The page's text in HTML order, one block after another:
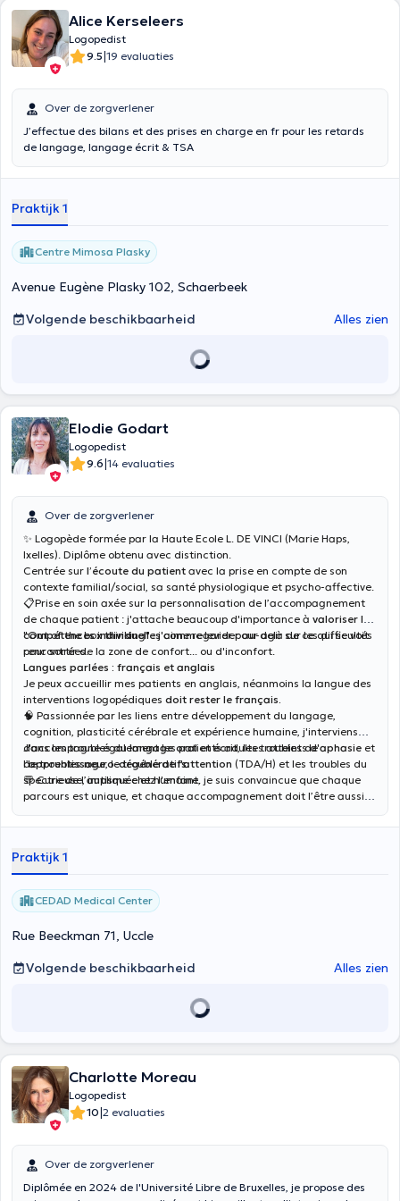
Alice Kerseleers
Logopedist
9.5|19 evaluaties
Over de zorgverlener
J’effectue des bilans et des prises en charge en fr pour les retards
de langage, langage écrit & TSA
Praktijk 1
Centre Mimosa Plasky
Avenue Eugène Plasky 102, Schaerbeek
Volgende beschikbaarheid
Alles zien
Elodie Godart
Logopedist
9.6|14 evaluaties
Over de zorgverlener
✨ Logopède formée par la Haute Ecole L. DE VINCI (Marie Haps,
Ixelles). Diplôme obtenu avec distinction.
Centrée sur l’écoute du patient avec la prise en compte de son
contexte familial/social, sa santé physiologique et psycho-affective.
📋Prise en soin axée sur la personnalisation de l’accompagnement
de chaque patient : j'attache beaucoup d'importance à valoriser les
compétences individuellescomme levier pour agir sur les difficultés
rencontrées.
"Out of the box thinking": j'aime regarder au-delà de ce qui se voit
pour sortir de la zone de confort... ou d'inconfort.
Langues parlées : français et anglais
Je peux accueillir mes patients en anglais, néanmoins la langue des
interventions logopédiques doit rester le français.
🧠 Passionnée par les liens entre développement du langage,
cognition, plasticité cérébrale et expérience humaine, j'interviens
dans les troubles dulangage oral et écrit, les troubles de
l’apprentissage, le trouble de l'attention (TDA/H) et les troubles du
spectre de l’autismechez l'enfant.
J'accompagne également les patients adultes atteints d'aphasie et
de troublesneuro-dégénératifs.
💬 Curieuse, impliquée et humaine, je suis convaincue que chaque
parcours est unique, et chaque accompagnement doit l’être aussi
patients.
Praktijk 1
CEDAD Medical Center
Rue Beeckman 71, Uccle
Volgende beschikbaarheid
Alles zien
Charlotte Moreau
Logopedist
10|2 evaluaties
Over de zorgverlener
Diplômée en 2024 de l'Université Libre de Bruxelles, je propose des